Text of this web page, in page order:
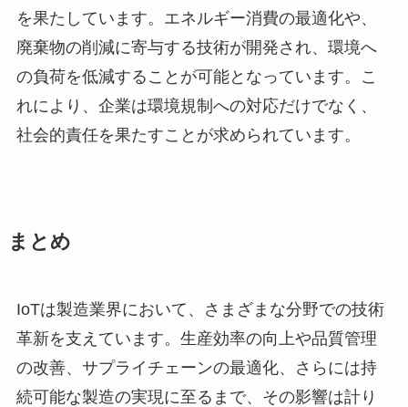
を果たしています。エネルギー消費の最適化や、
廃棄物の削減に寄与する技術が開発され、環境へ
の負荷を低減することが可能となっています。こ
れにより、企業は環境規制への対応だけでなく、
社会的責任を果たすことが求められています。
まとめ
IoTは製造業界において、さまざまな分野での技術
革新を支えています。生産効率の向上や品質管理
の改善、サプライチェーンの最適化、さらには持
続可能な製造の実現に至るまで、その影響は計り